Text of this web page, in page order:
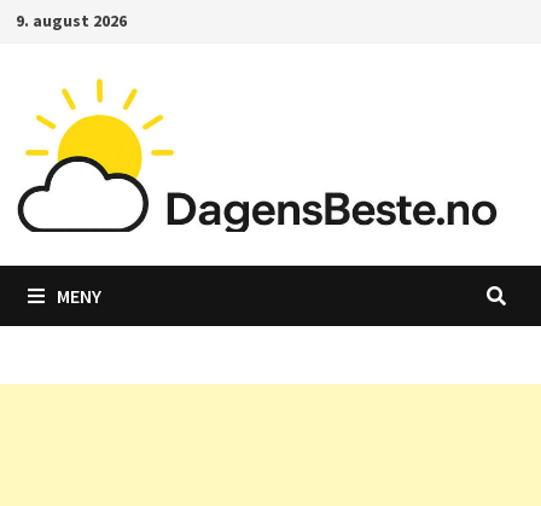
Gå9. august 2026
MENY